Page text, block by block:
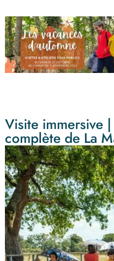
Visite immersive
complète de La